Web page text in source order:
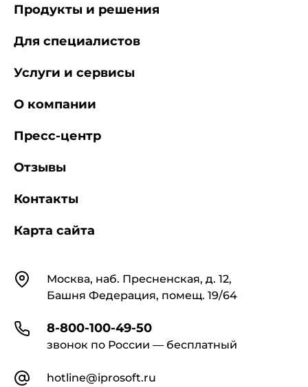
КонтактыМосква, наб. Пресненская, д. 12,
Башня Федерация, помещ. 19/64
8-800-100-49-50
звонок по России — бесплатный
hotline@iprosoft.ru
Продукты и решения
Для специалистов
Услуги и сервисы
О компании
Пресс-центр
Отзывы
Контакты
Карта сайта